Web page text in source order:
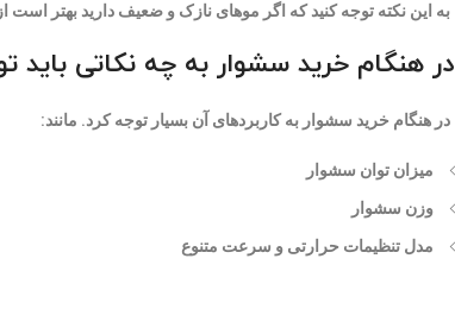
به این نکته توجه کنید که اگر موهای نازک و ضعیف دارید بهتر است
در هنگام خرید سشوار به چه نکاتی باید
در هنگام خرید سشوار به کاربردهای آن بسیار توجه کرد. مانند:
میزان توان سشوار
وزن سشوار
مدل تنظیمات حرارتی و سرعت متنوع